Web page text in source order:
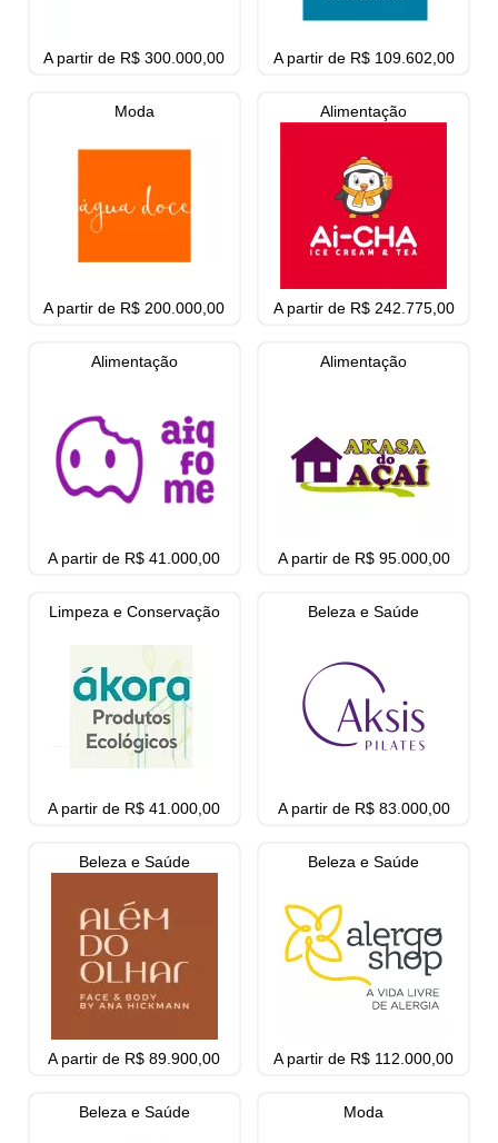
A partir de R$ 300.000,00 A partir de R$ 109.602,00
Moda
A partir de R$ 200.000,00
Alimentação
A partir de R$ 242.775,00
Alimentação
A partir de R$ 41.000,00
Alimentação
A partir de R$ 95.000,00
Limpeza e Conservação
A partir de R$ 41.000,00
Beleza e Saúde
A partir de R$ 83.000,00
Beleza e Saúde
A partir de R$ 89.900,00
Beleza e Saúde
A partir de R$ 112.000,00
Beleza e Saúde Moda